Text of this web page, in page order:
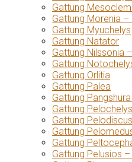
Gattung
Gattung Morenia
Gattung Myuchelys
Gattung Natator
Gattung Nilssonia
Gattung
Gattung Orlitia
Gattung Palea
Gattung
Gattung
Gattung
Gattung
Gattung
Gattung Pelusios